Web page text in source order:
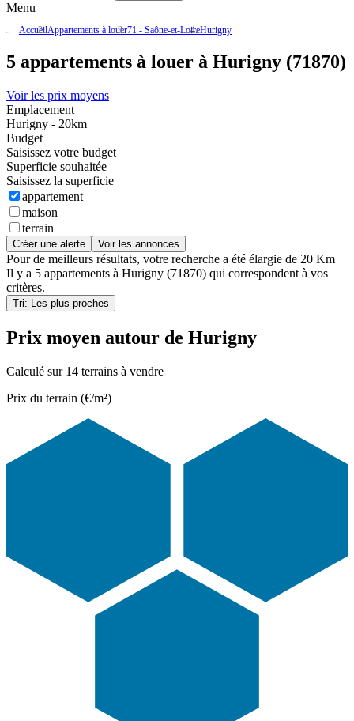
Menu
AccueilAppartements à louer71 - Saône-et-LoireHurigny
5 appartements à louer à Hurigny (71870)
Voir les prix moyens
Emplacement
Hurigny - 20km
Budget
Saisissez votre budget
Superficie souhaitée
Saisissez la superficie
appartement
maison
terrain
Créer une alerte Voir les annonces
Pour de meilleurs résultats, votre recherche a été élargie de 20 Km
Il y a 5 appartements à Hurigny (71870) qui correspondent à vos
critères.
Tri: Les plus proches
Prix moyen autour de Hurigny
Calculé sur 14 terrains à vendre
Prix du terrain (€/m²)